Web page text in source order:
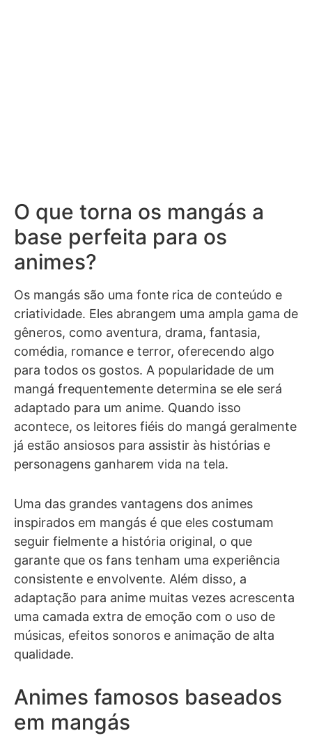
O que torna os mangás a
base perfeita para os
animes?
Os mangás são uma fonte rica de conteúdo e
criatividade. Eles abrangem uma ampla gama de
gêneros, como aventura, drama, fantasia,
comédia, romance e terror, oferecendo algo
para todos os gostos. A popularidade de um
mangá frequentemente determina se ele será
adaptado para um anime. Quando isso
acontece, os leitores fiéis do mangá geralmente
já estão ansiosos para assistir às histórias e
personagens ganharem vida na tela.
Uma das grandes vantagens dos animes
inspirados em mangás é que eles costumam
seguir fielmente a história original, o que
garante que os fans tenham uma experiência
consistente e envolvente. Além disso, a
adaptação para anime muitas vezes acrescenta
uma camada extra de emoção com o uso de
músicas, efeitos sonoros e animação de alta
qualidade.
Animes famosos baseados
em mangás